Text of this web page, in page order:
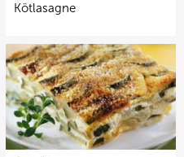
Kötlasagne